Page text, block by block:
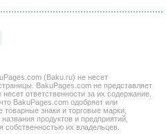
(Baku.ru) не несет
BakuPages.com не представляет
ответственности за их содержание.
BakuPages.com одобряет или
товарные знаки и торговые марки,
продуктов и предприятий,
собственностью их владельцев.